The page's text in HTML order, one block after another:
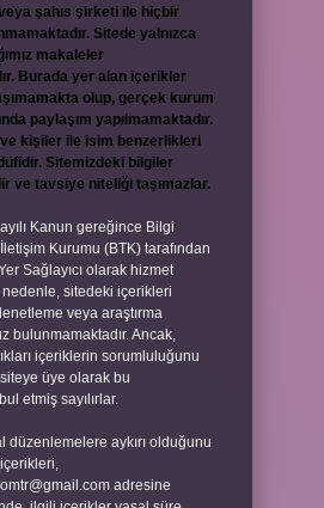
şahıs şirketi ile hiçbir
Sitede yalnızca
makaleler
Burada yer alan içerikler
olup, gerçek kurum
paylaşım yapılmamaktadır.
kişiler ile isim benzerlikleri
Sitemizdeki bilgiler
ve tavsiye niteliği taşımazlar.
Kanun gereğince Bilgi
Kurumu (BTK) tarafından
Sağlayıcı olarak hizmet
sitedeki içerikleri
veya araştırma
bulunmamaktadır. Ancak,
içeriklerin sorumluluğunu
üye olarak bu
etmiş sayılırlar.
düzenlemelere aykırı olduğunu
adresine